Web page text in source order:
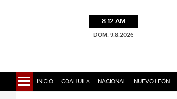
8:12 AM
DOM. 9.8.2026
INICIO COAHUILA NACIONAL NUEVO LEÓN